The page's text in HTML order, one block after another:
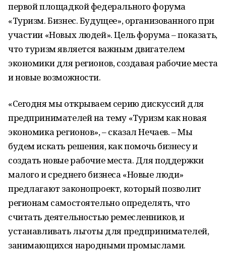
первой площадкой федерального форума
«Туризм. Бизнес. Будущее», организованного при
участии «Новых людей». Цель форума – показать,
что туризм является важным двигателем
экономики для регионов, создавая рабочие места
и новые возможности.
«Сегодня мы открываем серию дискуссий для
предпринимателей на тему «Туризм как новая
экономика регионов», – сказал Нечаев. – Мы
будем искать решения, как помочь бизнесу и
создать новые рабочие места. Для поддержки
малого и среднего бизнеса «Новые люди»
предлагают законопроект, который позволит
регионам самостоятельно определять, что
считать деятельностью ремесленников, и
устанавливать льготы для предпринимателей,
занимающихся народными промыслами.